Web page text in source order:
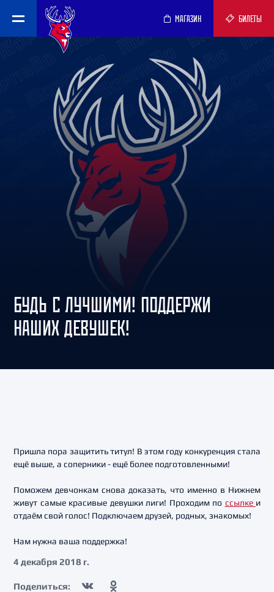
МАГАЗИН БИЛЕТЫ
БУДЬ С ЛУЧШИМИ! ПОДДЕРЖИ
НАШИХ ДЕВУШЕК!
Пришла пора защитить титул! В этом году конкуренция стала
ещё выше, а соперники - ещё более подготовленными!
Поможем девчонкам снова доказать, что именно в Нижнем
живут самые красивые девушки лиги! Проходим по ссылке и
отдаём свой голос! Подключаем друзей, родных, знакомых!
Нам нужна ваша поддержка!
4 декабря 2018 г.
Поделиться: